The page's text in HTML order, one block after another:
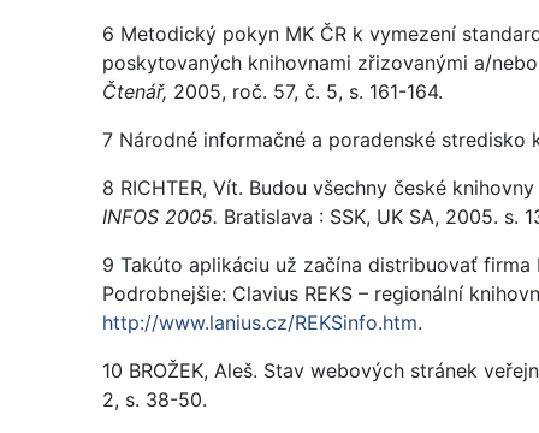
6 Metodický pokyn MK ČR k vymezení
poskytovaných knihovnami zřizovanými a/
Čtenář, 2005, roč. 57, č. 5, s. 161-164.
7 Národné informačné a poradenské stredisko
8 RICHTER, Vít. Budou všechny české
INFOS 2005. Bratislava : SSK, UK SA, 2005. s.
9 Takúto aplikáciu už začína distribuovať firma
Podrobnejšie: Clavius REKS – regionální
http://www.lanius.cz/REKSinfo.htm.
10 BROŽEK, Aleš. Stav webových stránek
2, s. 38-50.